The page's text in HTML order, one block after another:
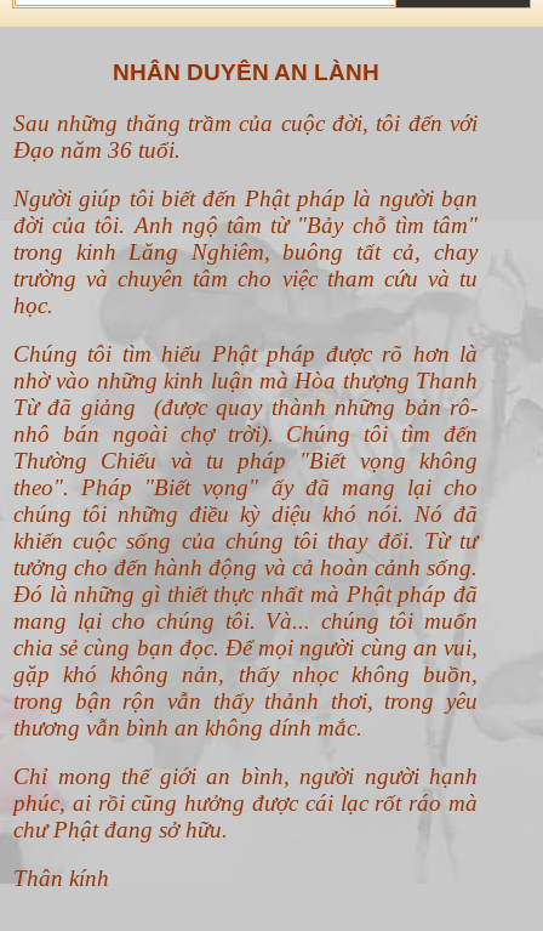
NHÂN DUYÊN AN LÀNH
Sau những thăng trầm của cuộc đời, tôi đến với
Đạo năm 36 tuổi.
Người giúp tôi biết đến Phật pháp là người bạn
đời của tôi. Anh ngộ tâm từ "Bảy chỗ tìm tâm"
trong kinh Lăng Nghiêm, buông tất cả, chay
trường và chuyên tâm cho việc tham cứu và tu
học.
Chúng tôi tìm hiểu Phật pháp được rõ hơn là
nhờ vào những kinh luận mà Hòa thượng Thanh
Từ đã giảng (được quay thành những bản rô-
nhô bán ngoài chợ trời). Chúng tôi tìm đến
Thường Chiếu và tu pháp "Biết vọng không
theo". Pháp "Biết vọng" ấy đã mang lại cho
chúng tôi những điều kỳ diệu khó nói. Nó đã
khiến cuộc sống của chúng tôi thay đổi. Từ tư
tưởng cho đến hành động và cả hoàn cảnh sống.
Đó là những gì thiết thực nhất mà Phật pháp đã
mang lại cho chúng tôi. Và... chúng tôi muốn
chia sẻ cùng bạn đọc. Để mọi người cùng an vui,
gặp khó không nản, thấy nhọc không buồn,
trong bận rộn vẫn thấy thảnh thơi, trong yêu
thương vẫn bình an không dính mắc.
Chỉ mong thế giới an bình, người người hạnh
phúc, ai rồi cũng hưởng được cái lạc rốt ráo mà
chư Phật đang sở hữu.
Thân kính